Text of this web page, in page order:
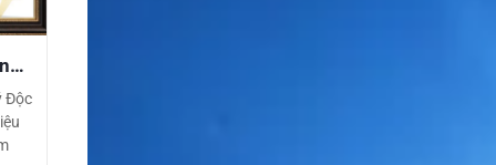
Độc